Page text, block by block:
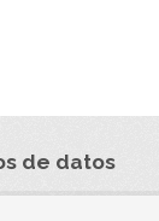
de datos